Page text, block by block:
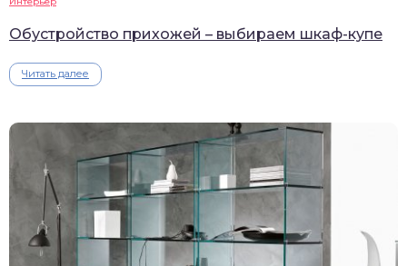
Обустройство прихожей – выбираем шкаф-купе
Читать далее